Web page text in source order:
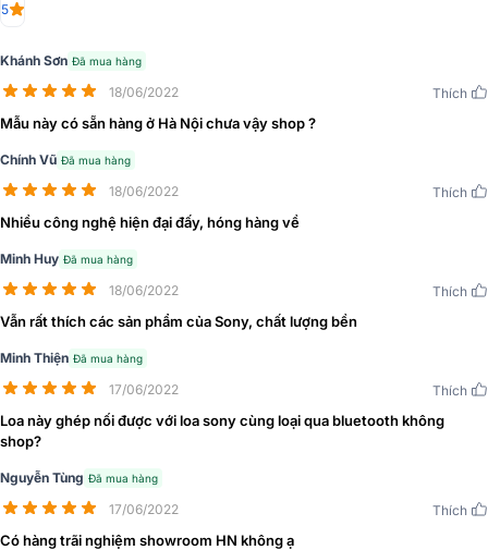
Đánh giá chất lượng Loa Sony SRS-XE200
Vẻ ngoài tiện lợi và bền bỉ
dây đeo giúp việc mang theo bên người đơn giản hơn rất nhiều. Đặc
biệt với trọng lượng chỉ 0,8kg và kích thước các chiều rộng, cao,
5
Khánh Sơn Đã mua hàng
18/06/2022 Thích
Mẫu này có sẵn hàng ở Hà Nội chưa vậy shop ?
Chính Vũ Đã mua hàng
18/06/2022 Thích
Nhiều công nghệ hiện đại đấy, hóng hàng về
Minh Huy Đã mua hàng
18/06/2022 Thích
Vẫn rất thích các sản phẩm của Sony, chất lượng bền
Minh Thiện Đã mua hàng
17/06/2022 Thích
Loa này ghép nối được với loa sony cùng loại qua bluetooth không
shop?
Nguyễn Tùng Đã mua hàng
17/06/2022 Thích
Có hàng trãi nghiệm showroom HN không ạ